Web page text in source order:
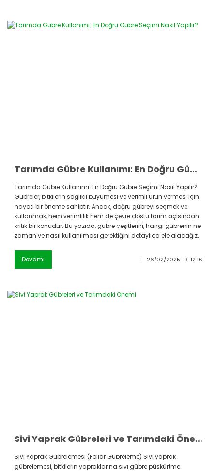
Tarımda Gübre Kullanımı: En Doğru Gübre Seçimi Nasıl Yapılır?
Tarımda Gübre Kullanımı: En Doğru Gübre Seçimi Nasıl Yapılır?
Gübreler, bitkilerin sağlıklı büyümesi ve verimli ürün vermesi için
hayati bir öneme sahiptir. Ancak, doğru gübreyi seçmek ve
kullanmak, hem verimlilik hem de çevre dostu tarım açısından
kritik bir konudur. Bu yazıda, gübre çeşitlerini, hangi gübrenin ne
zaman ve nasıl kullanılması gerektiğini detaylıca ele alacağız.
Devamı 26/02/2025 12:16
Sivi Yaprak Gübreleri ve Tarımdaki Önemi
Sıvı Yaprak Gübrelemesi (Foliar Gübreleme) Sıvı yaprak
gübrelemesi, bitkilerin yapraklarına sıvı gübre püskürtme